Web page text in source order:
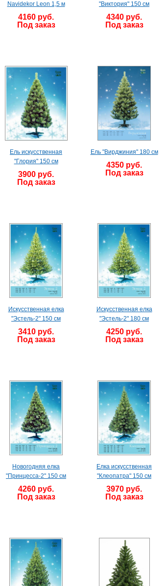
Navidekor Leon 1,5 м
4160 руб.
Под заказ
"Виктория" 150 см
4340 руб.
Под заказ
Ель искусственная
"Глория" 150 см
3900 руб.
Под заказ
Ель "Вирджиния" 180 см
4350 руб.
Под заказ
Искусственная елка
"Эстель-2" 150 см
3410 руб.
Под заказ
Искусственная елка
"Эстель-2" 180 см
4250 руб.
Под заказ
Новогодняя елка
"Принцесса-2" 150 см
4260 руб.
Под заказ
Елка искусственная
"Клеопатра" 150 см
3970 руб.
Под заказ